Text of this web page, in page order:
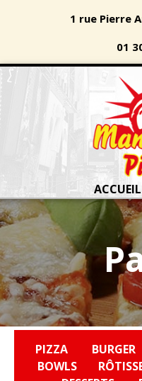
1 rue Pierre
01
ACCUEIL
PIZZA BURGER
BOWLS